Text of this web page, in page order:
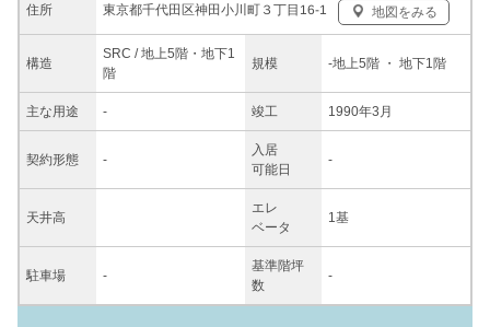
住所 東京都千代田区神田小川町３丁目16-1 地図をみる
構造
SRC / 地上5階・地下1
階
規模 -地上5階 ・ 地下1階
主な用途 - 竣工 1990年3月
契約形態 -
入居
可能日
-
天井高
エレ
ベータ
1基
駐車場 -
基準階坪
数
-